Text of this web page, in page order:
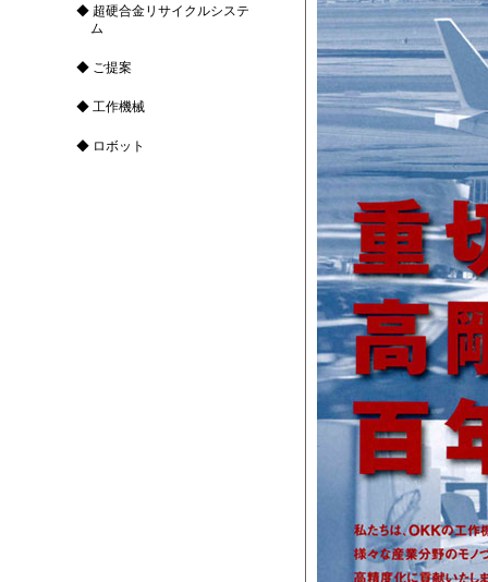
超硬合金リサイクルシステ
ム
ご提案
工作機械
ロボット